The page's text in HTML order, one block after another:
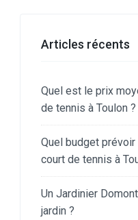
Articles récents
Quel est le prix
de tennis à Toulon ?
Quel budget
court de tennis à
Un Jardinier
jardin ?